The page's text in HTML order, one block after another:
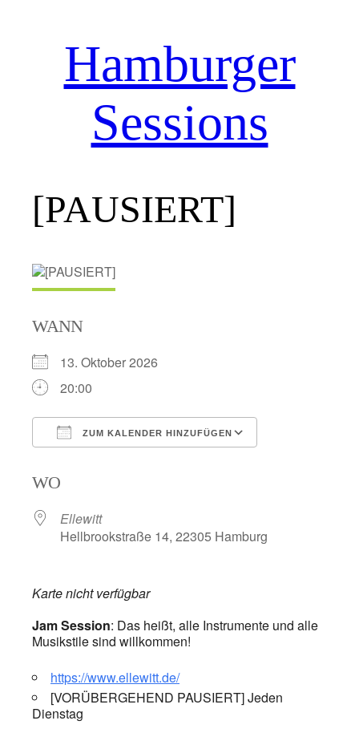
Hamburger
Sessions
[PAUSIERT]
WANN
13. Oktober 2026
20:00
ZUM KALENDER HINZUFÜGEN
WO
Ellewitt
Hellbrookstraße 14, 22305 Hamburg
Karte nicht verfügbar
Jam Session: Das heißt, alle Instrumente und alle
Musikstile sind willkommen!
https://www.ellewitt.de/
[VORÜBERGEHEND PAUSIERT] Jeden
Dienstag